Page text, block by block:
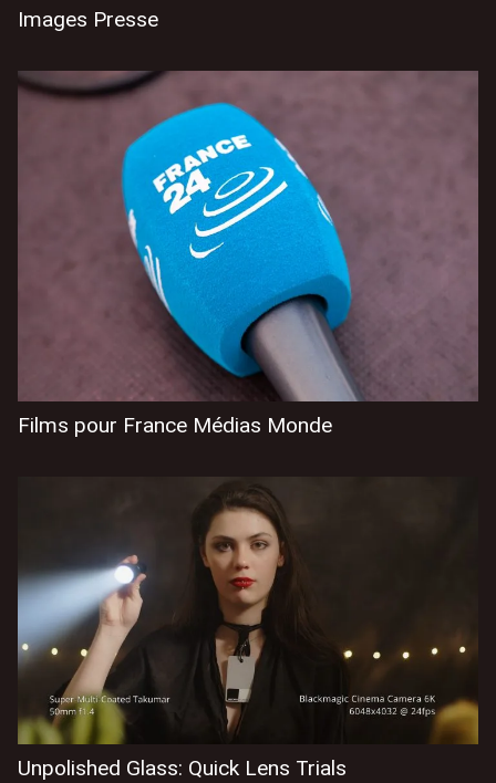
Images Presse
Films pour France Médias Monde
Unpolished Glass: Quick Lens Trials